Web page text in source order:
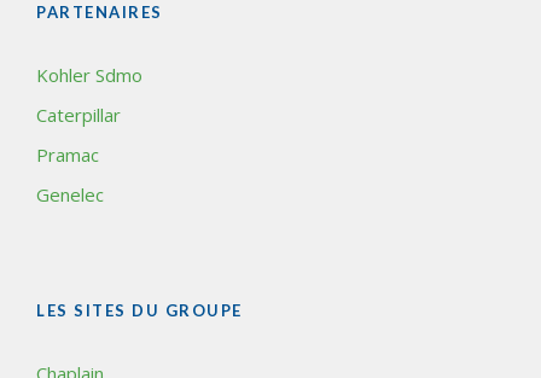
PARTENAIRES
Kohler Sdmo
Caterpillar
Pramac
Genelec
LES SITES DU GROUPE
Chaplain